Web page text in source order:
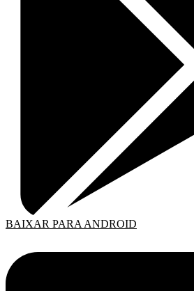
BAIXAR PARA ANDROID